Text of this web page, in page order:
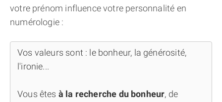
votre prénom influence votre personnalité en
numérologie :
Vos valeurs sont : le bonheur, la générosité,
l'ironie...
Vous êtes à la recherche du bonheur, de